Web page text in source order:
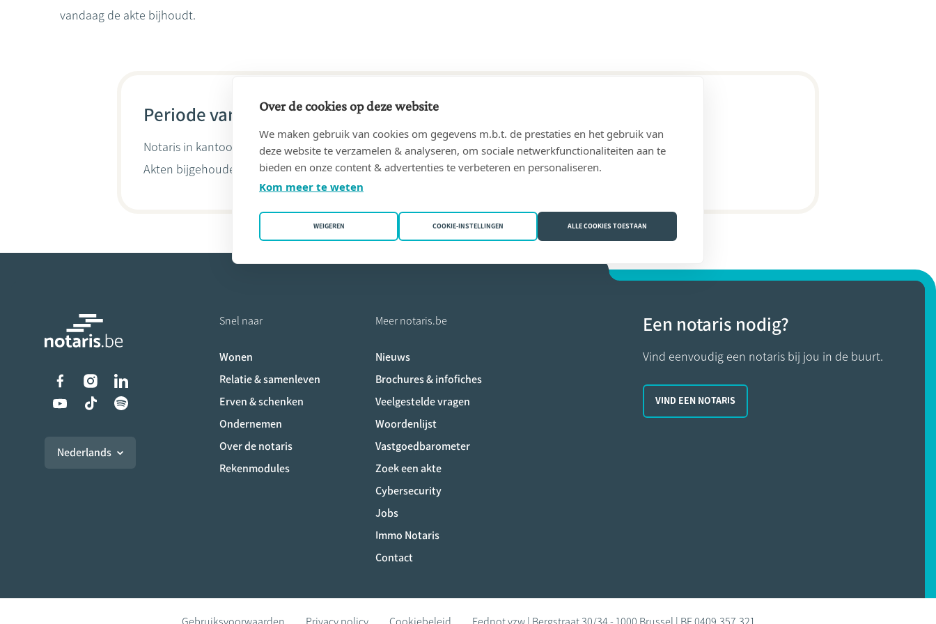
vandaag de akte bijhoudt.
Periode van 23/03/1929 tot 23/02/1965
Notaris in kantoor DE BOOSERE, Georges(3545 Halen)
Akten bijgehouden doorBaudouin Verelst
Liens vers les réseaux sociaux
Nederlands
Snel naar
Wonen
Relatie & samenleven
Erven & schenken
Ondernemen
Over de notaris
Rekenmodules
Meer notaris.be
Nieuws
Brochures & infofiches
Veelgestelde vragen
Woordenlijst
Vastgoedbarometer
Zoek een akte
Cybersecurity
Jobs
Immo Notaris
Contact
Een notaris nodig?
Vind eenvoudig een notaris bij jou in de buurt.
VIND EEN NOTARIS
Over de cookies op deze website
We maken gebruik van cookies om gegevens m.b.t. de prestaties en het gebruik van
deze website te verzamelen & analyseren, om sociale netwerkfunctionaliteiten aan te
bieden en onze content & advertenties te verbeteren en personaliseren.
Kom meer te weten
WEIGEREN COOKIE-INSTELLINGEN ALLE COOKIES TOESTAAN